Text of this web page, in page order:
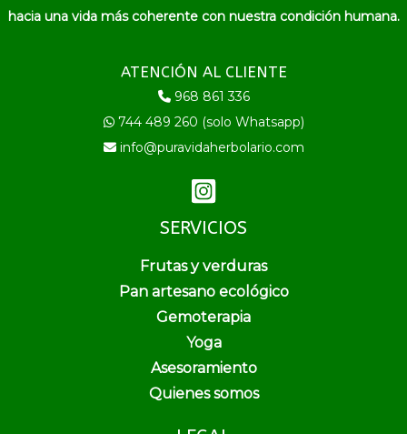
hacia una vida más coherente con nuestra condición humana.
ATENCIÓN AL CLIENTE
968 861 336
744 489 260 (solo Whatsapp)
info@puravidaherbolario.com
SERVICIOS
Frutas y verduras
Pan artesano ecológico
Gemoterapia
Yoga
Asesoramiento
Quienes somos